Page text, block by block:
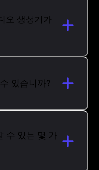
오 생성기가
있습니까?
수 있는 몇 가